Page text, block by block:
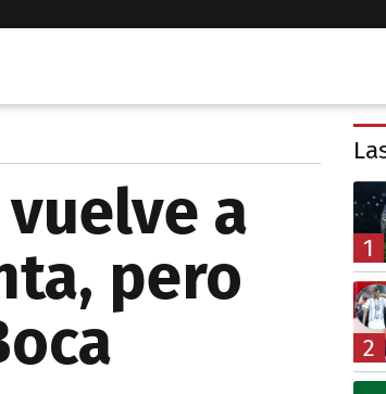
a
pero
1
2